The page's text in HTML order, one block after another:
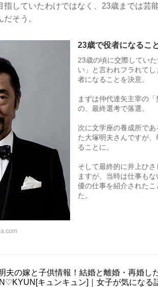
指していたわけではなく、23歳までは芸
そう。
23歳で役者になるこ
23歳の頃に交際してい
い」と言われフラれて
者になることを決意。
まずは仲代達矢主宰の
の、最終選考で落選。
次に文学座の養成所で
た大塚明夫さんですが
ることに。
そして最終的に井上ひ
ますが、当時は仕事も
優の仕事を紹介された
た。
夫の嫁と子供情報！結婚と離婚・再婚し
キュンキュン]｜女子が気になる